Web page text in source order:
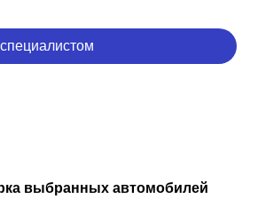
выбранных автомобилей